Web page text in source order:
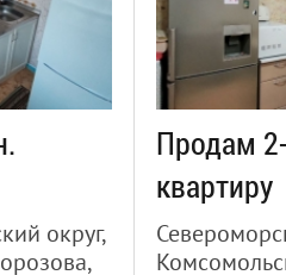
округ,
Продам
квартиру